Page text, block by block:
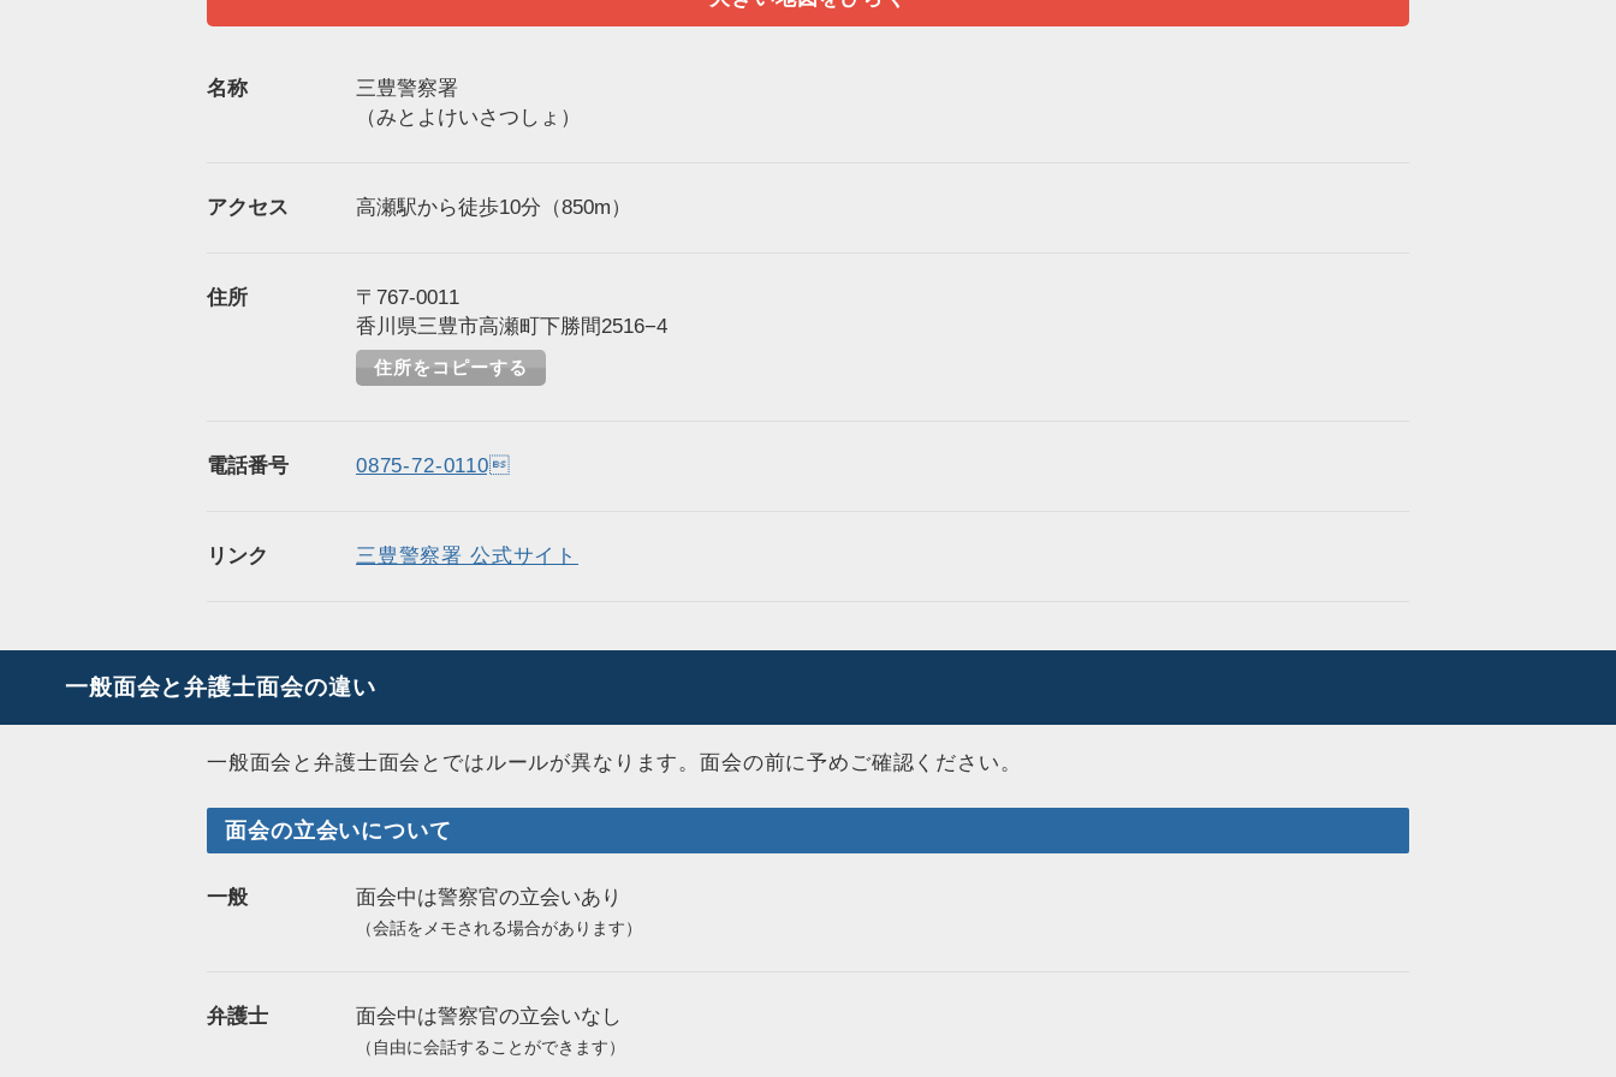
名称
三豊警察署
（みとよけいさつしょ）
アクセス 高瀬駅から徒歩10分（850m）
住所
〒767-0011
香川県三豊市高瀬町下勝間2516−4
住所をコピーする
電話番号 0875-72-0110
リンク 三豊警察署 公式サイト
一般面会と弁護士面会の違い
一般面会と弁護士面会とではルールが異なります。面会の前に予めご確認ください。
面会の立会いについて
一般 面会中は警察官の立会いあり
（会話をメモされる場合があります）
弁護士 面会中は警察官の立会いなし
（自由に会話することができます）